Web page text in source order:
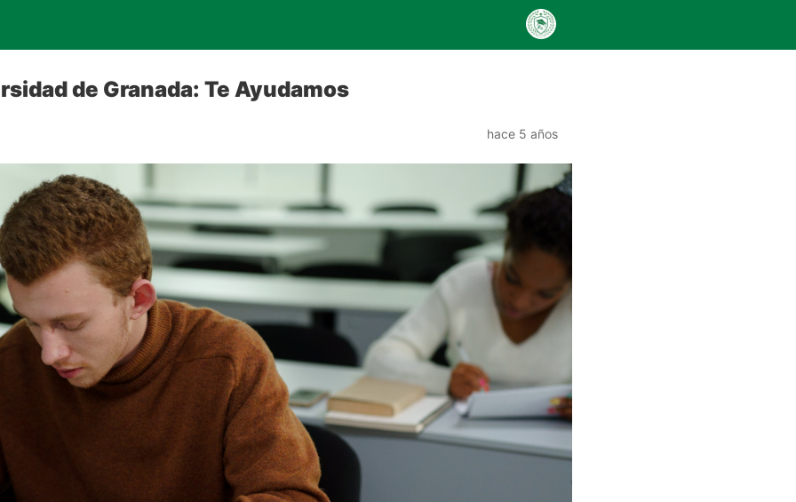
de Granada: Te Ayudamos
hace 5 años